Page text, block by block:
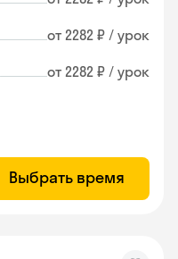
от 2282 ₽ / урок
от 2282 ₽ / урок
Выбрать время